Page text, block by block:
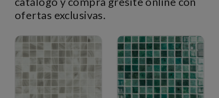
ofertas exclusivas.